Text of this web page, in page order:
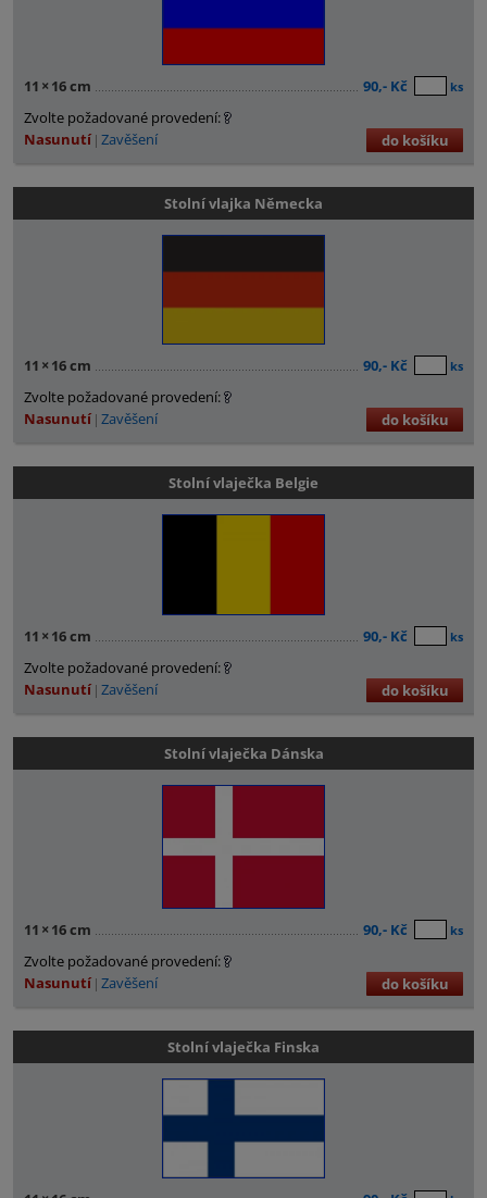
11 × 16 cm 90,- Kč ks
Zvolte požadované provedení:
Nasunutí Zavěšení do košíku
Stolní vlajka Německa
11 × 16 cm 90,- Kč ks
Zvolte požadované provedení:
Nasunutí Zavěšení do košíku
Stolní vlaječka Belgie
11 × 16 cm 90,- Kč ks
Zvolte požadované provedení:
Nasunutí Zavěšení do košíku
Stolní vlaječka Dánska
11 × 16 cm 90,- Kč ks
Zvolte požadované provedení:
Nasunutí Zavěšení do košíku
Stolní vlaječka Finska